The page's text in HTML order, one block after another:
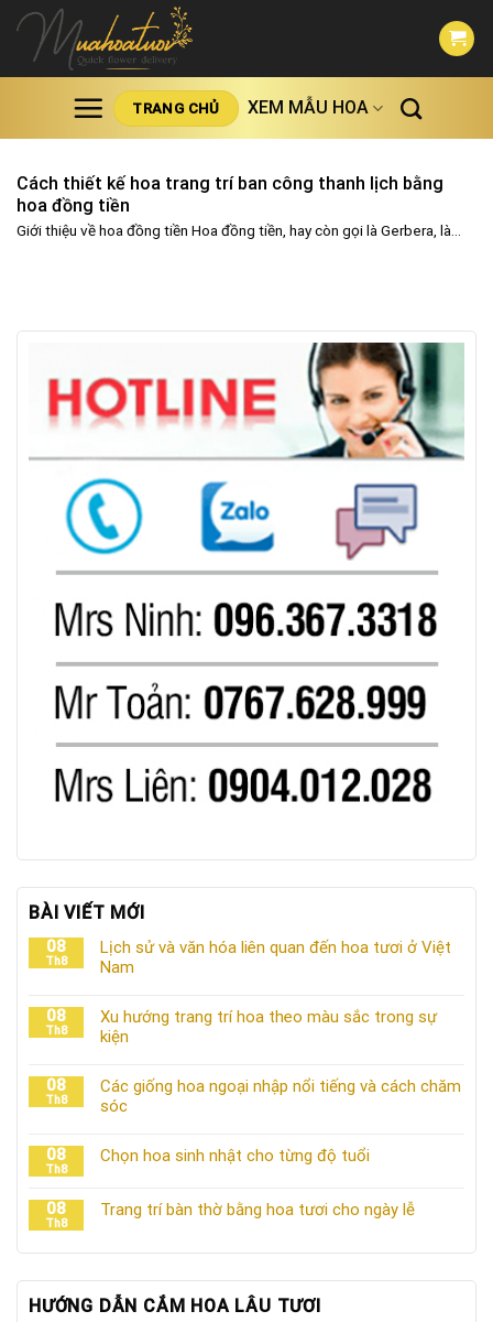
Skip
content
TRANG CHỦ XEM MẪU HOA
Cách thiết kế hoa trang trí ban công thanh lịch bằng
hoa đồng tiền
Giới thiệu về hoa đồng tiền Hoa đồng tiền, hay còn gọi là Gerbera, là...
BÀI VIẾT MỚI
08
Th8
Lịch sử và văn hóa liên quan đến hoa tươi ở Việt
Nam
08
Th8
Xu hướng trang trí hoa theo màu sắc trong sự
kiện
08
Th8
Các giống hoa ngoại nhập nổi tiếng và cách chăm
sóc
08
Th8
Chọn hoa sinh nhật cho từng độ tuổi
08
Th8
Trang trí bàn thờ bằng hoa tươi cho ngày lễ
HƯỚNG DẪN CẮM HOA LÂU TƯƠI